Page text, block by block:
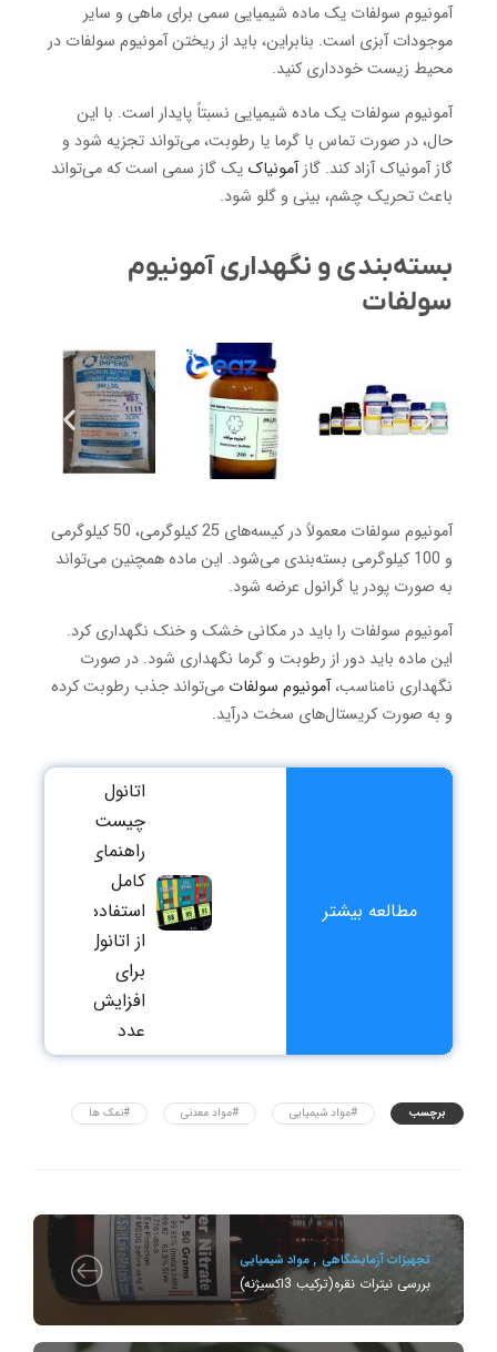
آمونیوم سولفات یک ماده شیمیایی سمی برای ماهی و سایر
موجودات آبزی است. بنابراین، باید از ریختن آمونیوم سولفات در
محیط زیست خودداری کنید.
آمونیوم سولفات یک ماده شیمیایی نسبتاً پایدار است. با این
حال، در صورت تماس با گرما یا رطوبت، می‌تواند تجزیه شود و
گاز آمونیاک آزاد کند. گازآمونیاک یک گاز سمی است که می‌تواند
باعث تحریک چشم، بینی و گلو شود.
بسته‌بندی و نگهداری آمونیوم
سولفات
آمونیوم سولفات معمولاً در کیسه‌های 25 کیلوگرمی، 50 کیلوگرمی
و 100 کیلوگرمی بسته‌بندی می‌شود. این ماده همچنین می‌تواند
به صورت پودر یا گرانول عرضه شود.
آمونیوم سولفات را باید در مکانی خشک و خنک نگهداری کرد.
این ماده باید دور از رطوبت و گرما نگهداری شود. در صورت
نگهداری نامناسب،آمونیوم سولفات می‌تواند جذب رطوبت کرده
و به صورت کریستال‌های سخت درآید.
مطالعه بیشتر
اتانول
چیست؟
راهنمای
کامل
استفاده
از اتانول
برای
افزایش
عدد
برچسب #مواد شیمیایی #مواد معدنی #نمک ها
تجهیزات آزمایشگاهی ,مواد شیمیایی
بررسی نیترات نقره(ترکیب 3اکسیژنه)